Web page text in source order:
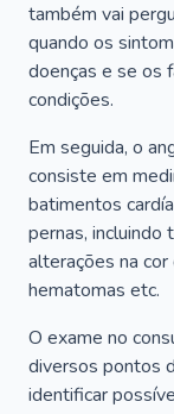
também vai
quando os
doenças e se os
condições.
Em seguida, o
consiste em
batimentos
pernas, incluindo
alterações na cor
hematomas etc.
O exame no
diversos pontos
identificar